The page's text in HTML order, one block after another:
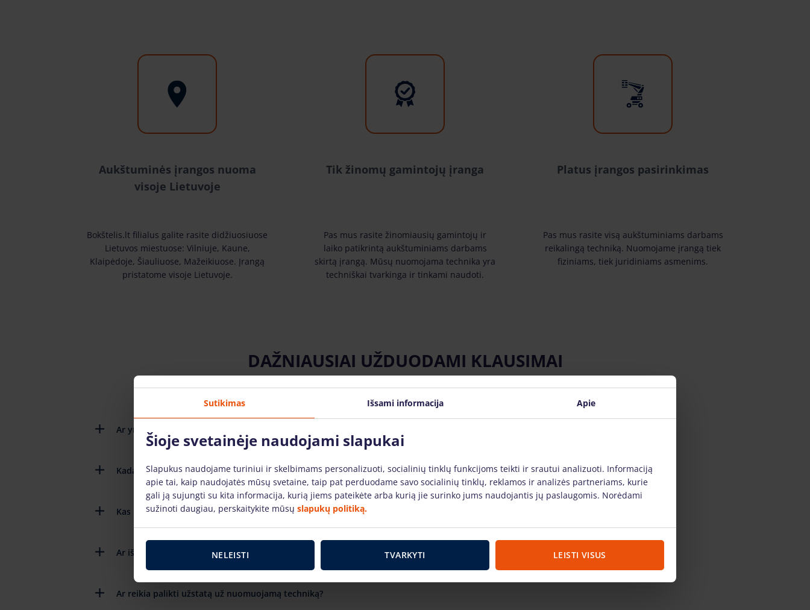
Aukštuminės įrangos nuoma
visoje Lietuvoje
Bokštelis.lt filialus galite rasite didžiuosiuose
Lietuvos miestuose: Vilniuje, Kaune,
Klaipėdoje, Šiauliuose, Mažeikiuose. Įrangą
pristatome visoje Lietuvoje.
Tik žinomų gamintojų įranga
Pas mus rasite žinomiausių gamintojų ir
laiko patikrintą aukštuminiams darbams
skirtą įrangą. Mūsų nuomojama technika yra
techniškai tvarkinga ir tinkami naudoti.
Platus įrangos pasirinkimas
Pas mus rasite visą aukštuminiams darbams
reikalingą techniką. Nuomojame įrangą tiek
fiziniams, tiek juridiniams asmenims.
DAŽNIAUSIAI UŽDUODAMI KLAUSIMAI
Ar yra pateikiamos detalios instrukcijos kaip naudotis nuomojama technika?
Kada reikia grąžinti nuomojamą techniką?
Kas nutinka jei sugenda technika ją išsinuomojus?
Ar išsinuomojus techniką reikia mokėti už savaitgalius bei šventines dienas?
Ar reikia palikti užstatą už nuomuojamą techniką?
Sutikimas Išsami informacija Apie
Šioje svetainėje naudojami slapukai
Slapukus naudojame turiniui ir skelbimams personalizuoti, socialinių tinklų funkcijoms teikti ir srautui analizuoti. Informaciją
apie tai, kaip naudojatės mūsų svetaine, taip pat perduodame savo socialinių tinklų, reklamos ir analizės partneriams, kurie
gali ją sujungti su kita informacija, kurią jiems pateikėte arba kurią jie surinko jums naudojantis jų paslaugomis. Norėdami
sužinoti daugiau, perskaitykite mūsų slapukų politiką.
NELEISTI TVARKYTI LEISTI VISUS